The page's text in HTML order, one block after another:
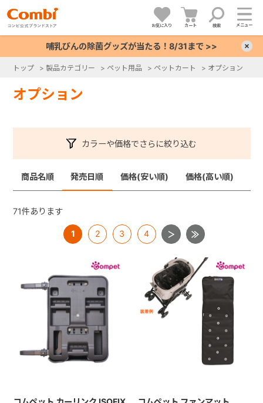
お気に入り カート 検索 メニュー
哺乳びんの除菌グッズが当たる！8/31まで >>
トップ > 製品カテゴリー > ペット用品 > ペットカート > オプション
オプション
カラーや価格でさらに絞り込む
商品名順 発売日順 価格(安い順) 価格(高い順)
71件あります
1 2 3 4